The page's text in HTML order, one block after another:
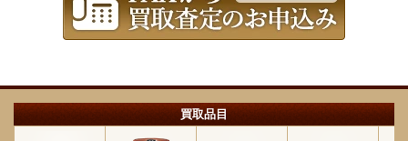
買取品目